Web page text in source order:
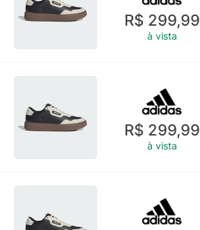
R$ 299,99
à vista
R$ 299,99
à vista